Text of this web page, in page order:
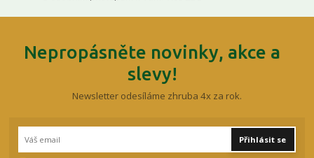
Nepropásněte novinky, akce a
slevy!
Newsletter odesíláme zhruba 4x za rok.
Přihlásit se